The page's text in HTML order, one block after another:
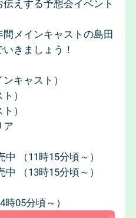
えする予想会イベント
間メインキャストの島田
きましょう！
キャスト）
）
）
ア
11時15分頃～）
13時15分頃～）
分頃～）